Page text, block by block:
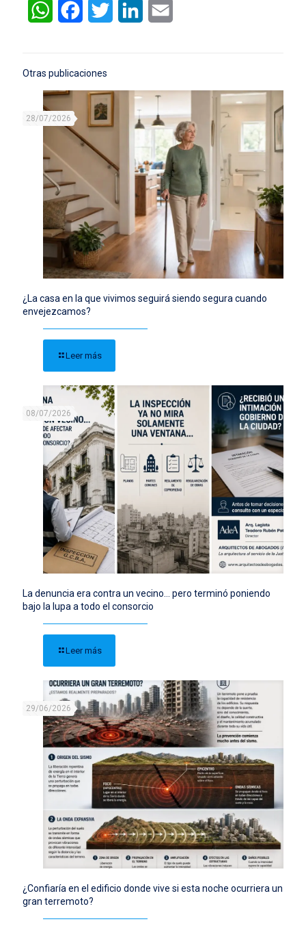
WhatsAppFacebookTwitter LinkedIn
Otras publicaciones
28/07/2026
¿La casa en la que vivimos seguirá siendo segura cuando
envejezcamos?
Leer más
08/07/2026
La denuncia era contra un vecino… pero terminó poniendo
bajo la lupa a todo el consorcio
Leer más
29/06/2026
¿Confiaría en el edificio donde vive si esta noche ocurriera un
gran terremoto?